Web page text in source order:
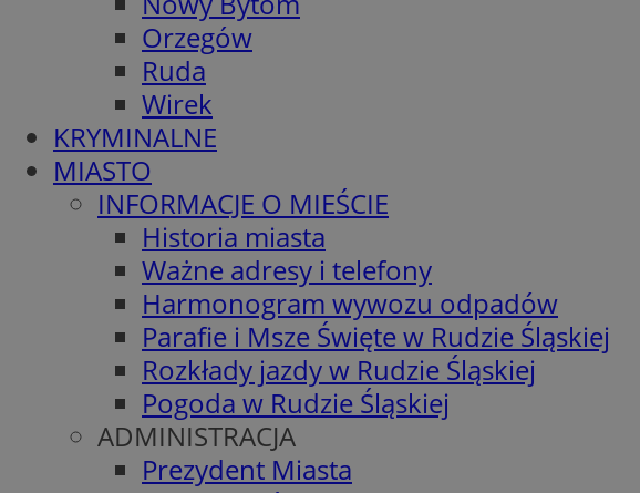
Orzegów
Ruda
Wirek
KRYMINALNE
MIASTO
INFORMACJE O MIEŚCIE
Historia miasta
Ważne adresy i telefony
Harmonogram wywozu odpadów
Parafie i Msze Święte w Rudzie Śląskiej
Rozkłady jazdy w Rudzie Śląskiej
Pogoda w Rudzie Śląskiej
ADMINISTRACJA
Prezydent Miasta